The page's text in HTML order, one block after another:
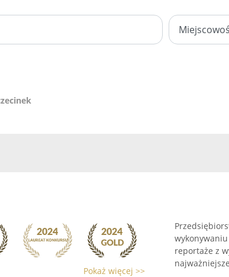
Pokaż więcej >>
reportaże z